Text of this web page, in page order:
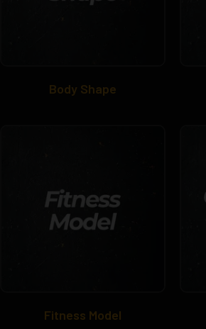
Body Shape
Fitness Model